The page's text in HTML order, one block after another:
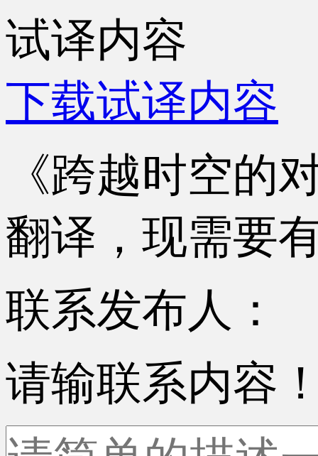
试译内容
下载试译内容
《跨越时空的
翻译，现需要
联系发布人：
请输联系内容